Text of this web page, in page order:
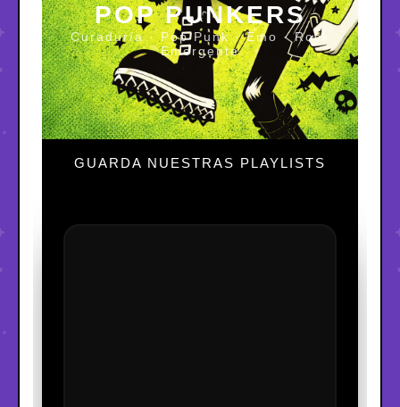
POP PUNKERS
Curaduría · Pop Punk · Emo · Rock
Emergente
GUARDA NUESTRAS PLAYLISTS